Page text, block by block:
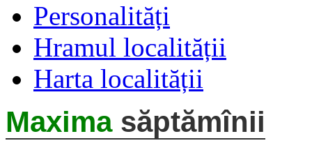
Personalități
Hramul localității
Harta localității
Maxima săptămînii